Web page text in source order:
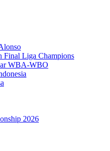
Final Liga Champions
WBA-WBO
2026